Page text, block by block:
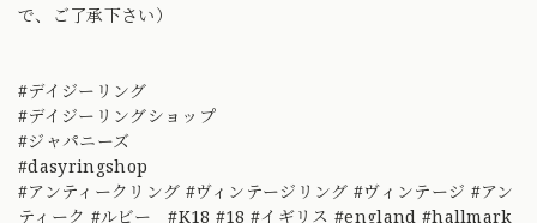
で、ご了承下さい）
#デイジーリング
#デイジーリングショップ
#ジャパニーズ
#dasyringshop
#アンティークリング #ヴィンテージリング #ヴィンテージ #アン
ティーク #ルビー #K18 #18 #イギリス #england #hallmark